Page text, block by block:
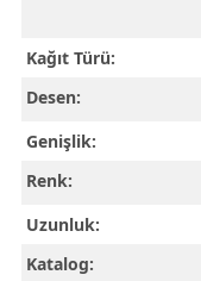
Kağıt Türü:
Desen:
Genişlik:
Renk:
Uzunluk:
Katalog: